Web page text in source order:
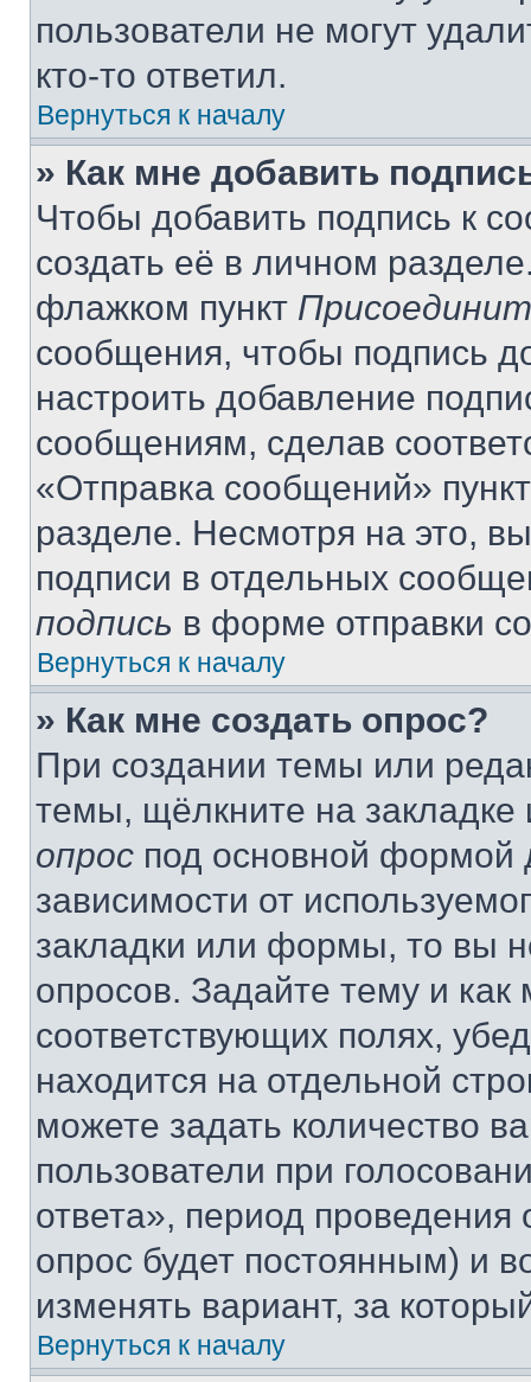
пользователи не могут
кто-то ответил.
Вернуться к началу
» Как мне добавить
Чтобы добавить подпись к
создать её в личном
флажком пункт
сообщения, чтобы подпись
настроить добавление
сообщениям, сделав
«Отправка сообщений»
разделе. Несмотря на это,
подписи в отдельных
подпись в форме отправки
Вернуться к началу
» Как мне создать опрос?
При создании темы или
темы, щёлкните на
опрос под основной формой
зависимости от
закладки или формы, то вы
опросов. Задайте тему и
соответствующих полях,
находится на отдельной
можете задать количество
пользователи при
ответа», период проведения
опрос будет постоянным) и
изменять вариант, за
Вернуться к началу